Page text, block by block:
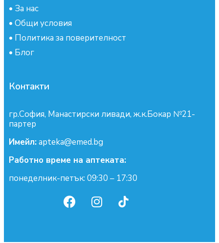
• За нас
• Общи условия
• Политика за поверителност
• Блог
Контакти
гр.София, Манастирски ливади, ж.к.Бокар №21-
партер
Имейл:apteka@emed.bg
Работно време на аптеката:
понеделник-петък: 09:30 – 17:30